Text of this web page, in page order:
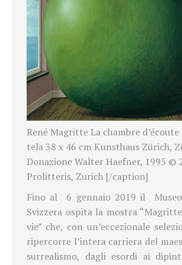
René Magritte La chambre
tela 38 x 46 cm Kunsthaus Zürich,
Donazione Walter Haefner, 1995 ©
Prolitteris, Zurich [/caption]
Fino al 6 gennaio 2019 il
Svizzera ospita la mostra
vie” che, con un’eccezionale
ripercorre l’intera carriera del
surrealismo, dagli esordi ai